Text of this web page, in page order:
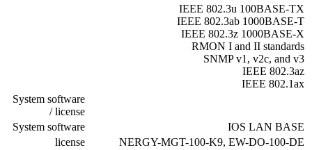
IEEE 802.3u 100BASE-TX
IEEE 802.3ab 1000BASE-T
IEEE 802.3z 1000BASE-X
RMON I and II standards
SNMP v1, v2c, and v3
IEEE 802.3az
IEEE 802.1ax
System software
/ license
IOS LAN BASE
System software
NERGY-MGT-100-K9, EW-DO-100-DE
license